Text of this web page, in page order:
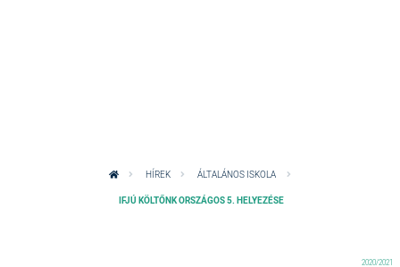
HÍREK ÁLTALÁNOS ISKOLA
IFJÚ KÖLTŐNK ORSZÁGOS 5. HELYEZÉSE
2020/2021